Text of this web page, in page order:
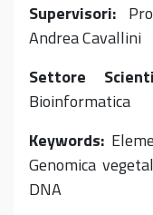
Supervisori:
Andrea Cavallini
Settore
Bioinformatica
Keywords:
Genomica
DNA